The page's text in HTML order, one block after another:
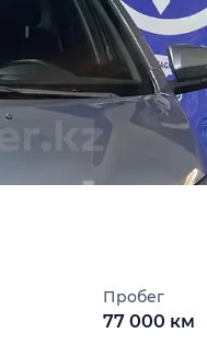
Пробег
77 000 км